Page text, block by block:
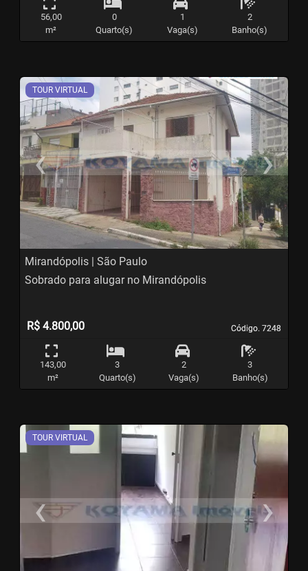
56,00
m²
0
Quarto(s)
1
Vaga(s)
2
Banho(s)
TOUR VIRTUAL
‹
Previous
›
Mirandópolis | São Paulo
Código. 7248
Código. 7248
Sobrado para alugar no Mirandópolis
R$ 4.800,00
143,00
m²
3
Quarto(s)
2
Vaga(s)
3
Banho(s)
TOUR VIRTUAL
‹
Previous
›